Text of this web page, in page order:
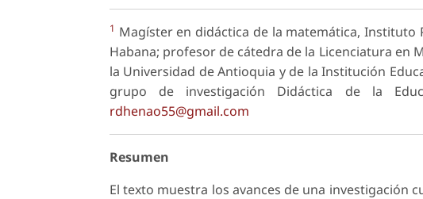
1 Magíster en didáctica de la matemática, Instituto
Habana; profesor de cátedra de la Licenciatura en
la Universidad de Antioquia y de la Institución
grupo de investigación Didáctica de la
rdhenao55@gmail.com
Resumen
El texto muestra los avances de una investigación